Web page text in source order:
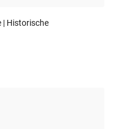
| Historische